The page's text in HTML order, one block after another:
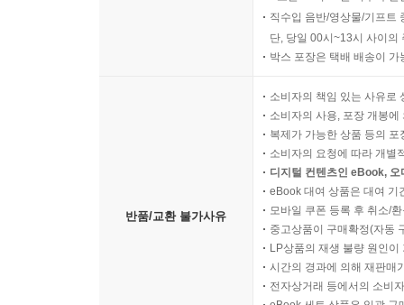
직수입 음반/영상물/기프트
단, 당일 00시~13시 사이의
박스 포장은 택배 배송이
반품/교환 불가사유
소비자의 책임 있는 사유로
소비자의 사용, 포장 개봉
복제가 가능한 상품 등의
소비자의 요청에 따라 개별
디지털 컨텐츠인 eBook,
eBook 대여 상품은 대여 기
모바일 쿠폰 등록 후 취소/
중고상품이 구매확정(자동
LP상품의 재생 불량 원인
시간의 경과에 의해 재판매
전자상거래 등에서의 소비